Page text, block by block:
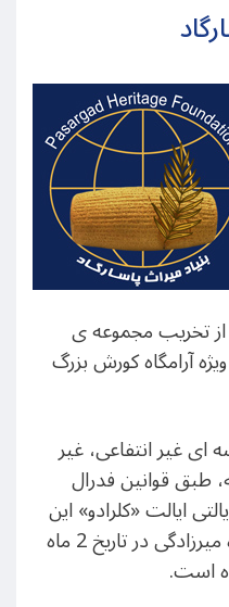
تخريب مجموعه ی
آرامگاه کورش بزرگ
ای غير انتفاعی، غير
قوانين فدرال
ايالت «کلرادو» اين
کشور، به وسيله ی خانم شکوه ميرزادگی در تاريخ 2 ماه